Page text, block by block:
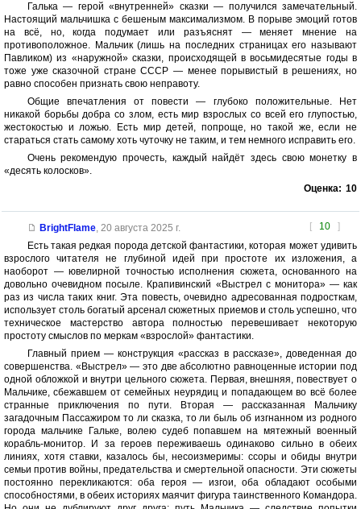
Галька — герой «внутренней» сказки — получился замечательный.
Настоящий мальчишка с бешеным максимализмом. В порыве эмоций готов
на всё, но, когда подумает или разъяснят — меняет мнение на
противоположное. Мальчик (лишь на последних страницах его называют
Павликом) из «наружной» сказки, происходящей в восьмидесятые годы в
тоже уже сказочной стране СССР — менее порывистый в решениях, но
равно способен признать свою неправоту.
Общие впечатления от повести — глубоко положительные. Нет
никакой борьбы добра со злом, есть мир взрослых со всей его глупостью,
жестокостью и ложью. Есть мир детей, попроще, но такой же, если не
стараться стать самому хоть чуточку не таким, и тем немного исправить его.
Очень рекомендую прочесть, каждый найдёт здесь свою монетку в
«десять колосков».
Оценка: 10
[ 10 ]
BrightFlame, 20 августа 2025 г.
Есть такая редкая порода детской фантастики, которая может удивить
взрослого читателя не глубиной идей при простоте их изложения, а
наоборот — ювелирной точностью исполнения сюжета, основанного на
довольно очевидном посыле. Крапивинский «Выстрел с монитора» — как
раз из числа таких книг. Эта повесть, очевидно адресованная подросткам,
использует столь богатый арсенал сюжетных приемов и столь успешно, что
техническое мастерство автора полностью перевешивает некоторую
простоту смыслов по меркам «взрослой» фантастики.
Главный прием — конструкция «рассказ в рассказе», доведенная до
совершенства. «Выстрел» — это две абсолютно равноценные истории под
одной обложкой и внутри цельного сюжета. Первая, внешняя, повествует о
Мальчике, сбежавшем от семейных неурядиц и попадающем во всё более
странные приключения по пути. Вторая — рассказанная Мальчику
загадочным Пассажиром то ли сказка, то ли быль об изгнанном из родного
города мальчике Гальке, волею судеб попавшем на мятежный военный
корабль-монитор. И за героев переживаешь одинаково сильно в обеих
линиях, хотя ставки, казалось бы, несоизмеримы: ссоры и обиды внутри
семьи против войны, предательства и смертельной опасности. Эти сюжеты
постоянно перекликаются: оба героя — изгои, оба обладают особыми
способностями, в обеих историях маячит фигура таинственного Командора.